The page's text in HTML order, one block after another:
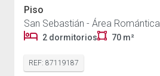
Piso
San Sebastián - Área Romántica
2 dormitorios 70 m²
REF: 87119187